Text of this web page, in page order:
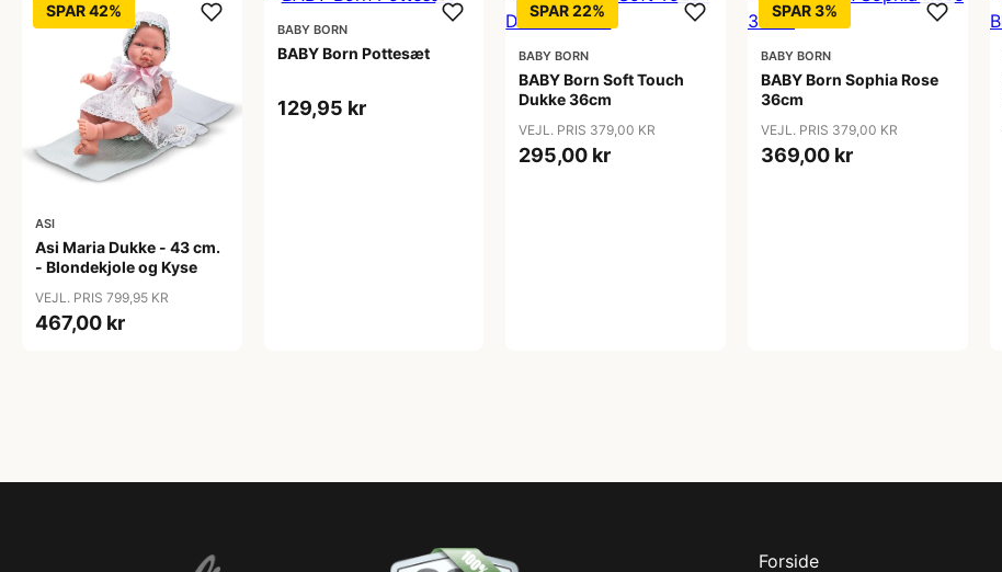
SPAR 42%
ASI
Asi Maria Dukke - 43 cm.
- Blondekjole og Kyse
VEJL. PRIS 799,95 KR
467,00 kr
BABY BORN
BABY Born Pottesæt
129,95 kr
SPAR 22%
BABY BORN
BABY Born Soft Touch
Dukke 36cm
VEJL. PRIS 379,00 KR
295,00 kr
SPAR 3%
BABY BORN
BABY Born Sophia Rose
36cm
VEJL. PRIS 379,00 KR
369,00 kr
Forside